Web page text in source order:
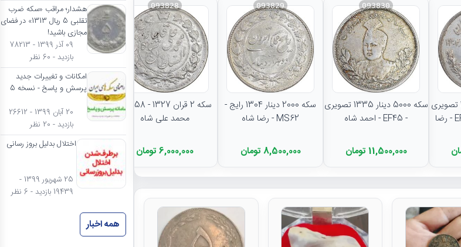
سکه 5000 دینار 1306 تصویری
- ضرب لنینگراد - EF45 - رضا
093830
سکه 5000 دینار 1335 تصویری
- EF45 - احمد شاه
11,500,000 تومان
093829
سکه 2000 دینار 1304 رایج -
MS62 - رضا شاه
8,500,000 تومان
093828
سکه 2 قران 1327 - AU58 -
محمد علی شاه
6,000,000 تومان
نتایج بیشتر...
هشدار؛ مراقب «سکه ضرب
تقلبی 5 ریال 1313» در فضای
مجازی باشید!
09 آذر 1399 - 78213
بازدید - 60 نظر
امکانات و تغییرات جدید
پرسش و پاسخ - نسخه 5
20 آبان 1399 - 26612
بازدید - 20 نظر
اختلال بدلیل بروز رسانی
25 شهریور 1399 -
19439 بازدید - 6 نظر
همه اخبار